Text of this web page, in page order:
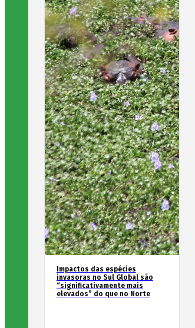
Impactos das espécies
invasoras no Sul Global são
“significativamente mais
elevados” do que no Norte